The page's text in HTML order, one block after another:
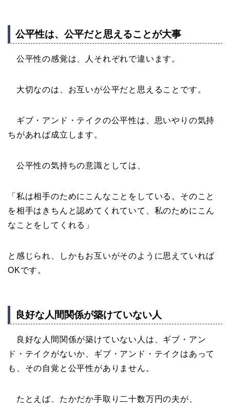
公平性は、公平だと思えることが大事
公平性の感覚は、人それぞれで違います。
大切なのは、お互いが公平だと思えることです。
ギブ・アンド・テイクの公平性は、思いやりの気持
ちがあれば成立します。
公平性の気持ちの意識としては、
「私は相手のためにこんなことをしている。そのこと
を相手はきちんと認めてくれていて、私のためにこん
なことをしてくれる」
と感じられ、しかもお互いがそのように思えていれば
OKです。
良好な人間関係が築けていない人
良好な人間関係が築けていない人は、ギブ・アン
ド・テイクがないか、ギブ・アンド・テイクはあって
も、その自覚と公平性がありません。
たとえば、たかだか手取り二十数万円の夫が、